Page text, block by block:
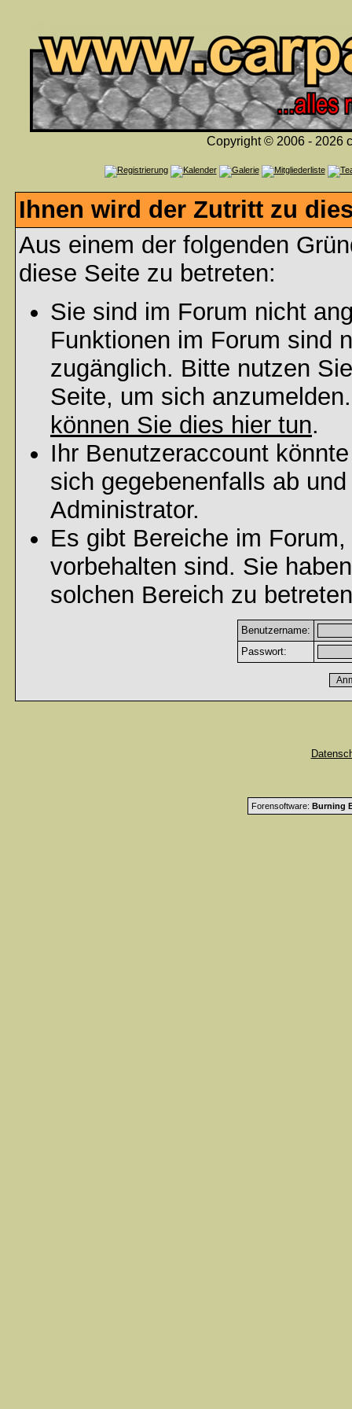
Copyright © 2006 - 2026
Ihnen wird der Zutritt zu
Aus einem der folgenden
diese Seite zu betreten:
Sie sind im Forum nicht
Funktionen im Forum sind
zugänglich. Bitte nutzen
Seite, um sich
können Sie dies hier tun.
Ihr Benutzeraccount
sich gegebenenfalls ab
Administrator.
Es gibt Bereiche im
vorbehalten sind. Sie
solchen Bereich zu
Benutzername:
Passwort:
Forensoftware: Burning